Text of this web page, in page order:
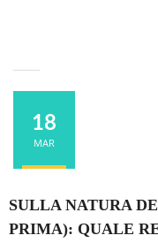
18
MAR
SULLA NATURA
PRIMA): QUALE